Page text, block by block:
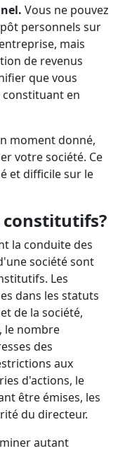
Vous ne pouvez
personnels sur
mais
de revenus
que vous
en
moment donné,
votre société. Ce
et difficile sur le
la conduite des
société sont
Les
dans les statuts
de la société,
le nombre
des
aux
d'actions, le
être émises, les
du directeur.
autant